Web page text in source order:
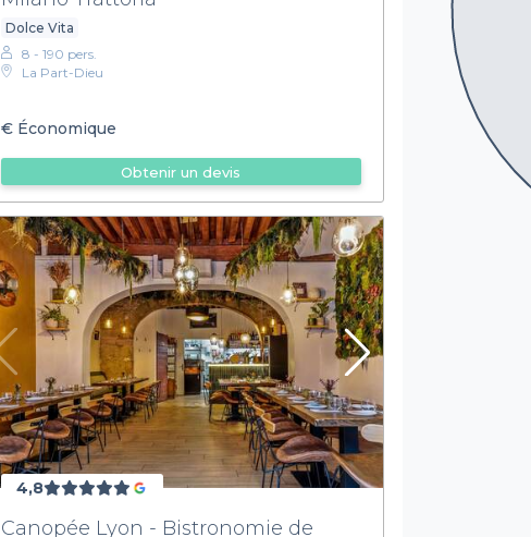
Dolce Vita
8 - 190 pers.
La Part-Dieu
€Économique
Obtenir un devis
4,8
Canopée Lyon - Bistronomie de